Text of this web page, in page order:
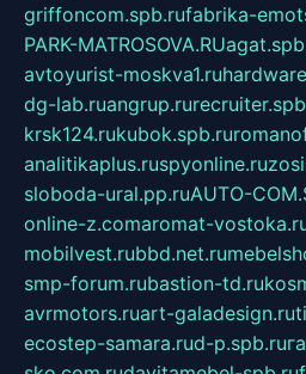
griffoncom.spb.rufabrika-
PARK-MATROSOVA.RU
avtoyurist-moskva1.ru
dg-lab.ruangrup.ru
krsk124.rukubok.spb.ru
analitikaplus.ruspyonline.ru
sloboda-ural.pp.ruAUTO-
online-z.comaromat-
mobilvest.rubbd.net.ru
smp-forum.rubastion-td.ru
avrmotors.ruart-galadesign.ru
ecostep-samara.rud-p.spb.ru